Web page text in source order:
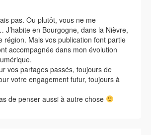
pas. Ou plutôt, vous ne me
J’habite en Bourgogne, dans la Nièvre,
région. Mais vos publication font partie
accompagnée dans mon évolution
vos partages passés, toujours de
votre engagement futur, toujours à
de penser aussi à autre chose